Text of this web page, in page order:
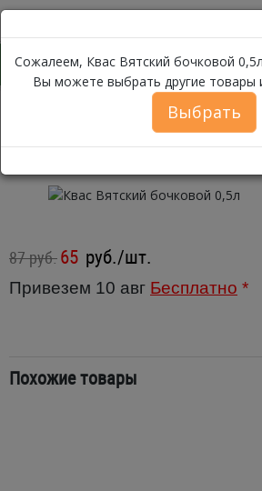
Сок, Вода, Напитки
Сожалеем, Квас Вятский бочковой
Вы можете выбрать другие товары
Выбрать
Квас Вятский
87 руб.65 руб./шт.
Привезем 10 авг Бесплатно *
Похожие товары